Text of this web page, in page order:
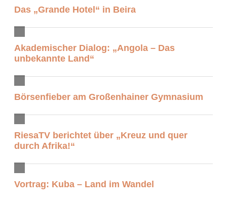
Das „Grande Hotel“ in Beira
Akademischer Dialog: „Angola – Das
unbekannte Land“
Börsenfieber am Großenhainer Gymnasium
RiesaTV berichtet über „Kreuz und quer
durch Afrika!“
Vortrag: Kuba – Land im Wandel